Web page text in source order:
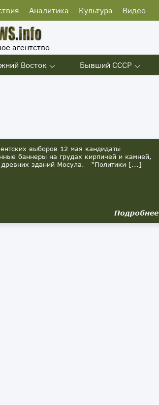
Аналитика Культура Видео
агентство
Восток Бывший СССР
выборов 12 мая кандидаты
баннеры на грудах кирпичей и камней,
древних зданий Мосула. “Политики [...]
Подробнее